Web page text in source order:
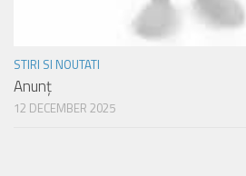
STIRI SI NOUTATI
Anunț
12 DECEMBER 2025